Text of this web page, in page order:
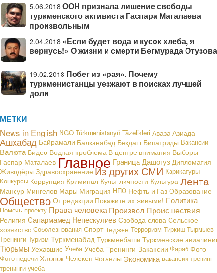
5.06.2018 ООН признала лишение свободы
туркменского активиста Гаспара Маталаева
произвольным
2.04.2018 «Если будет вода и кусок хлеба, я
вернусь!» О жизни и смерти Бегмурада Отузова
19.02.2018 Побег из «рая». Почему
туркменистанцы уезжают в поисках лучшей
доли
МЕТКИ
News in English NGO Türkmenistanyň Täzelikleri Аваза Азиада
Ашхабад Байрамали Балканабад Бекдаш Бипатриды Вакансии
Валюта Видео Водная проблема В центре внимания Выборы
Гаспар Маталаев Главное ГраницаДашогуз Дипломатия
Живодёры Здравоохранение Из других СМИ Карикатуры
Конкурсы Коррупция Криминал Культ личности Культура Лента
Мансур Мингелов Мары Миграция НПО Нефть и Газ Образование
Общество От редакции Покажите их живыми! Политика
Помочь проекту Права человека Произвол Происшествия
Религия Сапармамед Непескулиев Свобода слова Сельское
хозяйство Соболезнования Спорт Теджен Терроризм Тиркиш Тырмыев
Тренинги Туризм Туркменабад Туркменбаши Туркменские
Тюрьмы Уехавшие Учеба Учеба-Тренинги-Вакансии Фараб Фото
Фото недели Хлопок Челекен Чоганлы Экономика вакансии тренинг
тренинги учеба